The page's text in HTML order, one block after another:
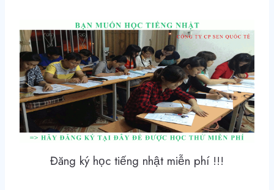
Đăng ký học tiếng nhật miễn phí !!!